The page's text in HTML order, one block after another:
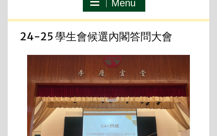
Menu
24-25 學生會候選內閣答問大會